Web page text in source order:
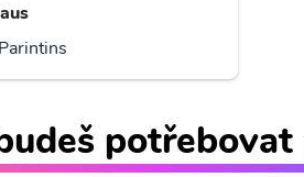
potřebovat